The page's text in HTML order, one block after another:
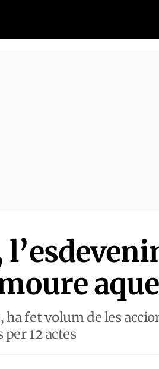
fet volum de les
12 actes